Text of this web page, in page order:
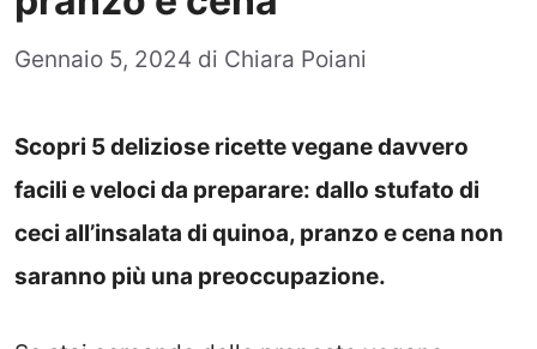
Gennaio 5, 2024 di Chiara Poiani
Scopri 5 deliziose ricette vegane davvero
facili e veloci da preparare: dallo stufato di
ceci all’insalata di quinoa, pranzo e cena non
saranno più una preoccupazione.